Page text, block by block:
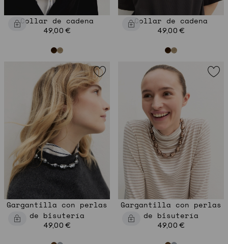
Collar de cadena
49,00 €
Collar de cadena
49,00 €
Gargantilla con perlas
de bisutería
49,00 €
Gargantilla con perlas
de bisutería
49,00 €